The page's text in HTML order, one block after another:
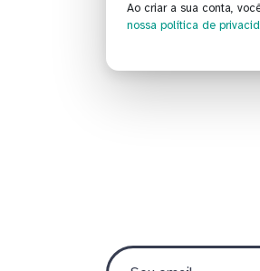
Ao criar a sua conta,
nossa política de